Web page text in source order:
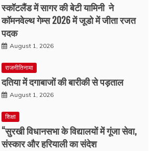
स्कॉटलैंड में सागर की बेटी यामिनी ने
कॉमनवेल्थ गेम्स 2026 में जूडो में जीता रजत
पदक
August 1, 2026
राजनीतिनामा
दतिया में दगाबाजों की बारीकी से पड़ताल
August 1, 2026
शिक्षा
“सुरखी विधानसभा के विद्यालयों में गूंजा सेवा,
संस्कार और हरियाली का संदेश